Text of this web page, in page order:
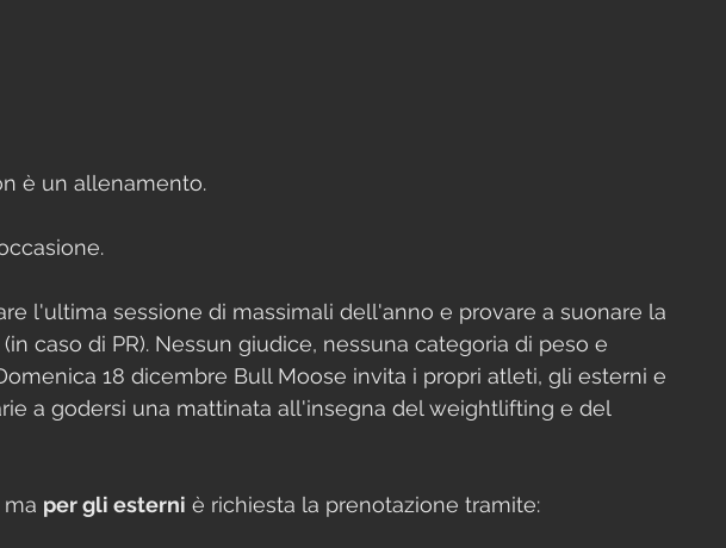
è un allenamento.
l'ultima sessione di massimali dell'anno e provare a suonare la
caso di PR). Nessun giudice, nessuna categoria di peso e
18 dicembre Bull Moose invita i propri atleti, gli esterni e
a godersi una mattinata all'insegna del weightlifting e del
per gli esterni è richiesta la prenotazione tramite: